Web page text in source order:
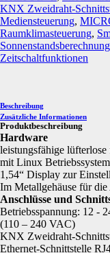
KNX Zweidraht-
Mediensteuerung,
Raumklimasteuerung,
Sonnenstandsberechnung
Zeitschaltfunktionen
Beschreibung
Zusätzliche Informationen
Produktbeschreibung
Hardware
leistungsfähige
mit Linux Betriebssystem
1,54“ Display zur
Im Metallgehäuse für
Anschlüsse und
Betriebsspannung: 12 -
(110 – 240 VAC)
KNX Zweidraht-
Ethernet-Schnittstelle